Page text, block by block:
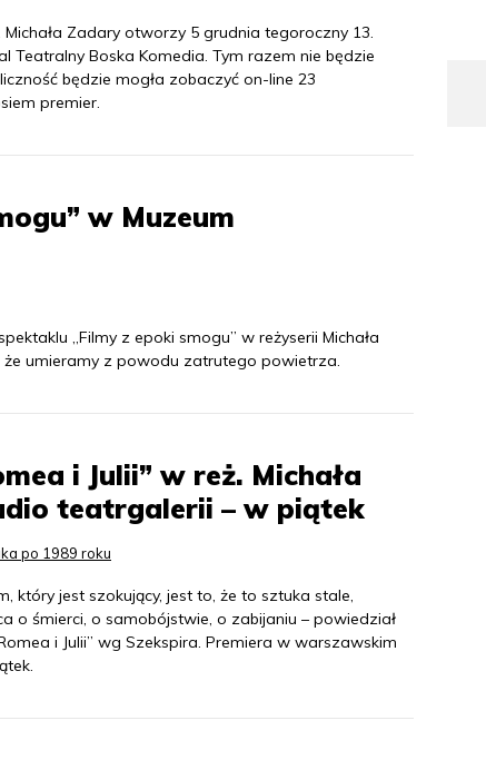
Michała Zadary otworzy 5 grudnia tegoroczny 13.
Teatralny Boska Komedia. Tym razem nie będzie
będzie mogła zobaczyć on-line 23
premier.
w Muzeum
„Filmy z epoki smogu” w reżyserii Michała
umieramy z powodu zatrutego powietrza.
i Julii” w reż. Michała
teatrgalerii – w piątek
po 1989 roku
który jest szokujący, jest to, że to sztuka stale,
o śmierci, o samobójstwie, o zabijaniu – powiedział
i Julii” wg Szekspira. Premiera w warszawskim